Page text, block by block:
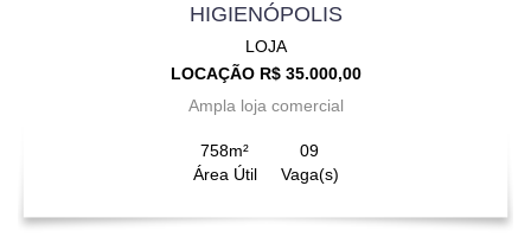
HIGIENÓPOLIS
LOJA
LOCAÇÃO R$ 35.000,00
Ampla loja comercial
758m²
Área Útil
09
Vaga(s)